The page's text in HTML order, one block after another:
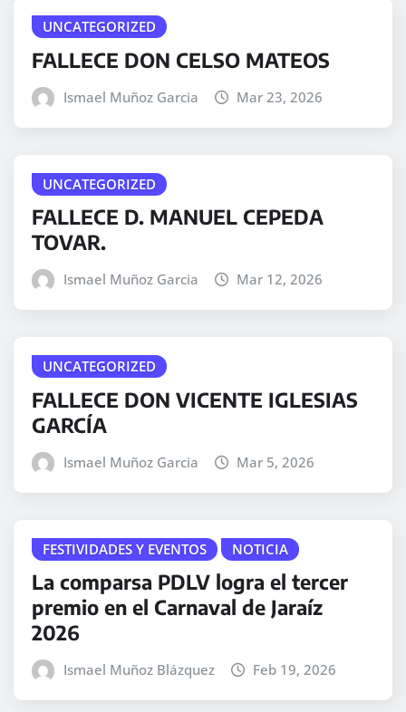
UNCATEGORIZED
FALLECE DON CELSO MATEOS
Ismael Muñoz Garcia Mar 23, 2026
UNCATEGORIZED
FALLECE D. MANUEL CEPEDA
TOVAR.
Ismael Muñoz Garcia Mar 12, 2026
UNCATEGORIZED
FALLECE DON VICENTE IGLESIAS
GARCÍA
Ismael Muñoz Garcia Mar 5, 2026
FESTIVIDADES Y EVENTOS NOTICIA
La comparsa PDLV logra el tercer
premio en el Carnaval de Jaraíz
2026
Ismael Muñoz Blázquez Feb 19, 2026